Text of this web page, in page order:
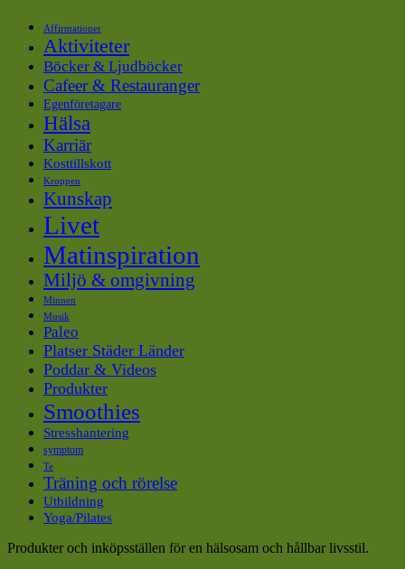
Affirmationer
Aktiviteter
Böcker & Ljudböcker
Cafeer & Restauranger
Egenföretagare
Hälsa
Karriär
Kosttillskott
Kroppen
Kunskap
Livet
Matinspiration
Miljö & omgivning
Minnen
Musik
Paleo
Platser Städer Länder
Poddar & Videos
Produkter
Smoothies
Stresshantering
symptom
Te
Träning och rörelse
Utbildning
Yoga/Pilates
Produkter och inköpsställen för en hälsosam och hållbar livsstil.